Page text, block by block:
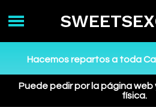
Hacemos repartos a toda
Puede pedir por la página
física.